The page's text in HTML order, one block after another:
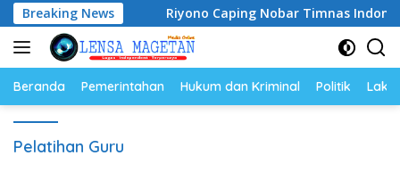
Langsung
ke
konten
Breaking NewsRiyono Caping Nobar Timnas Indonesia
Beranda Pemerintahan Hukum dan Kriminal Politik
Pelatihan Guru